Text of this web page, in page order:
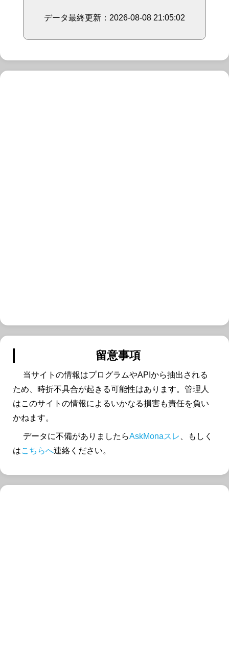
データ最終更新：2026-08-08 21:05:02
留意事項
当サイトの情報はプログラムやAPIから抽出される
ため、時折不具合が起きる可能性はあります。管理人
はこのサイトの情報によるいかなる損害も責任を負い
かねます。
データに不備がありましたらAskMonaスレ
、もしく
はこちらへ連絡ください。